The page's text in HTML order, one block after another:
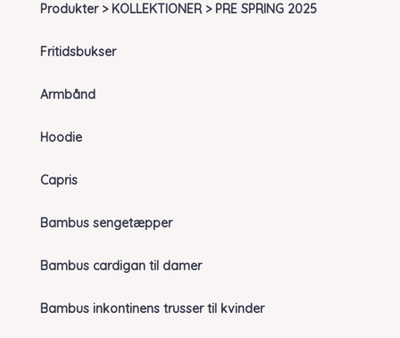
Produkter > KOLLEKTIONER > PRE SPRING 2025
Fritidsbukser
Armbånd
Hoodie
Capris
Bambus sengetæpper
Bambus cardigan til damer
Bambus inkontinens trusser til kvinder